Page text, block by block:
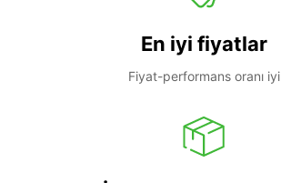
En iyi fiyatlar
Fiyat-performans oranı iyi